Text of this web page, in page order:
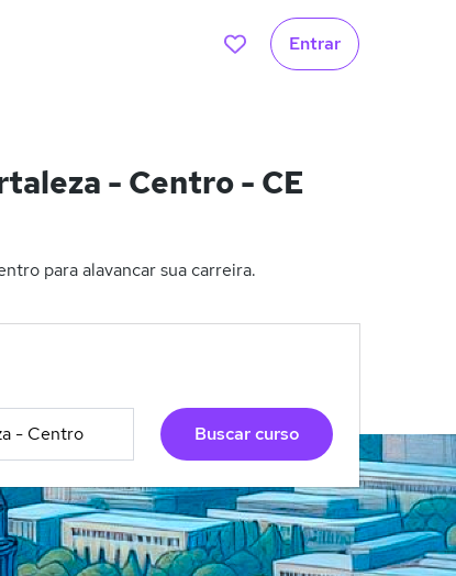
Entrar
- Centro - CE
para alavancar sua carreira.
Buscar curso